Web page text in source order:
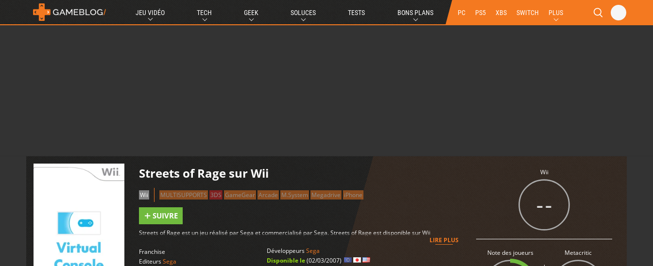
JEU VIDÉO TECH GEEK SOLUCES TESTS BONS PLANS PC PS5 XBS SWITCH PLUS
Streets of Rage sur Wii
Wii MULTISUPPORTS 3DS GameGear Arcade M.System Megadrive iPhone
SUIVRE
Streets of Rage est un jeu réalisé par Sega et commercialisé par Sega. Streets of Rage est disponible sur Wii
LIRE PLUS
Franchise
EditeursSega
DéveloppeursSega
Disponible le(02/03/2007)
Wii
--
Note des joueurs Metacritic